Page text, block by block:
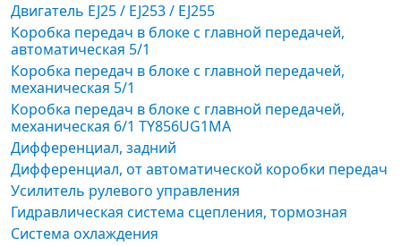
Двигатель EJ25 / EJ253 / EJ255
Коробка передач в блоке с главной передачей,
автоматическая 5/1
Коробка передач в блоке с главной передачей,
механическая 5/1
Коробка передач в блоке с главной передачей,
механическая 6/1 TY856UG1MA
Дифференциал, задний
Дифференциал, от автоматической коробки передач
Усилитель рулевого управления
Гидравлическая система сцепления, тормозная
Система охлаждения